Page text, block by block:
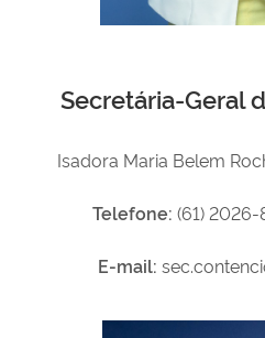
Secretária-Geral
Isadora Maria Belem
Telefone: (61)
E-mail: